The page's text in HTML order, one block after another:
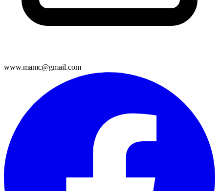
www.mamc@gmail.com